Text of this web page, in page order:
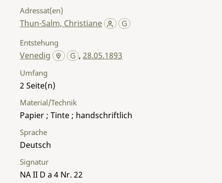
Adressat(en)
Thun-Salm, Christiane
Entstehung
Venedig ,28.05.1893
Umfang
2
Material/Technik
Papier ; Tinte ; handschriftlich
Sprache
Deutsch
Signatur
NA II D a 4 Nr. 22